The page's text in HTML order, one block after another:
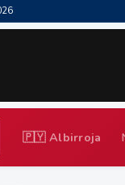
🇵🇾 Albirroja